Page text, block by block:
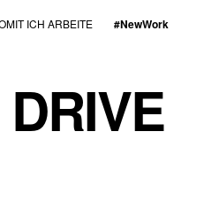
ICH ARBEITE #NewWork